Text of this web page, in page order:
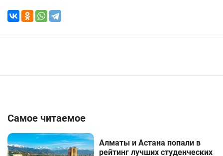
Самое читаемое
Алматы и Астана попали в
рейтинг лучших студенческих